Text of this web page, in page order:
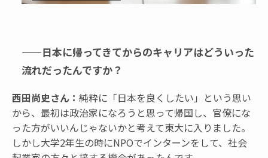
——日本に帰ってきてからのキャリアはどういった
流れだったんですか？
西田尚史さん： 純粋に「日本を良くしたい」という思い
から、最初は政治家になろうと思って帰国し、官僚にな
った方がいいんじゃないかと考えて東大に入りました。
しかし大学2年生の時にNPOでインターンをして、社会